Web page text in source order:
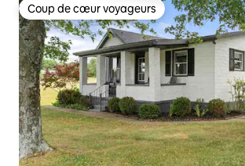
Coup de cœur voyageurs
Coup de cœur voyageurs